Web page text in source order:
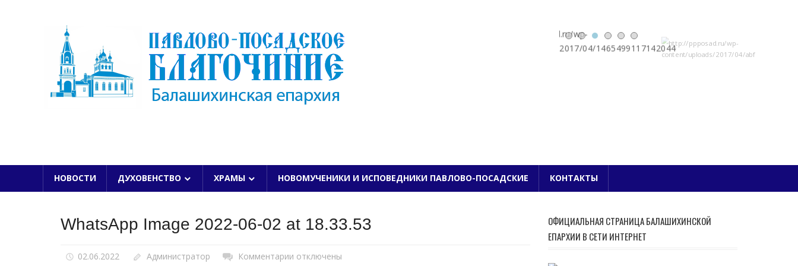
ПАВЛОВО-ПОСАДСКОЕ БЛАГОЧИНИЕ
НОВОСТИ ДУХОВЕНСТВО ХРАМЫ НОВОМУЧЕНИКИ И ИСПОВЕДНИКИ ПАВЛОВО-ПОСАДСКИЕ КОНТАКТЫ
WhatsApp Image 2022-06-02 at 18.33.53
02.06.2022 Администратор Комментарии котключены
ОФИЦИАЛЬНАЯ СТРАНИЦА БАЛАШИХИНСКОЙ
ЕПАРХИИ В СЕТИ ИНТЕРНЕТ